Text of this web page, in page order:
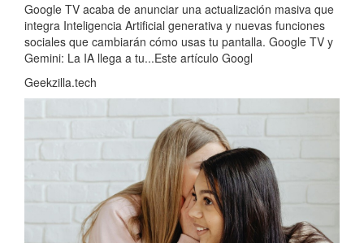
Google TV acaba de anunciar una actualización masiva que
integra Inteligencia Artificial generativa y nuevas funciones
sociales que cambiarán cómo usas tu pantalla. Google TV y
Gemini: La IA llega a tu...Este artículo Googl
Geekzilla.tech